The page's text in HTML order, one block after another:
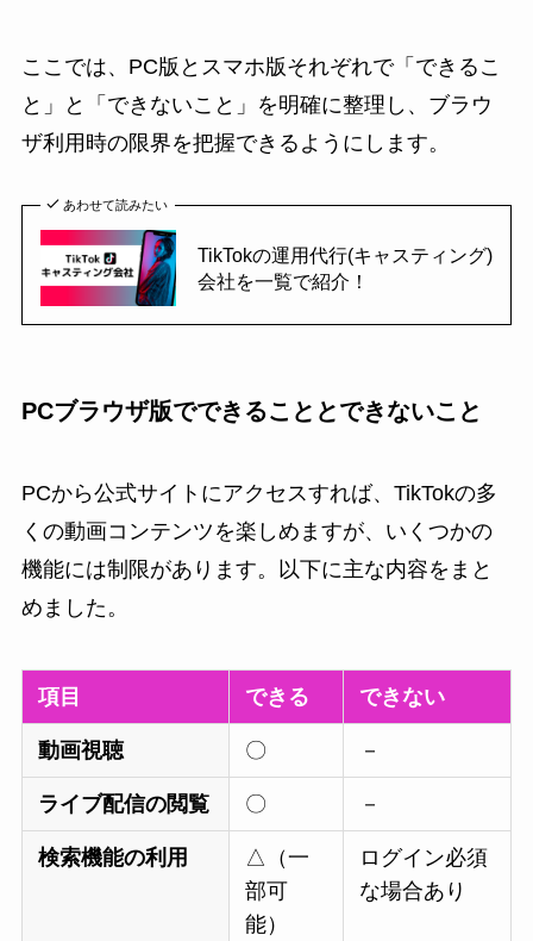
ここでは、PC版とスマホ版それぞれで「できるこ
と」と「できないこと」を明確に整理し、ブラウ
ザ利用時の限界を把握できるようにします。
あわせて読みたい
TikTokの運用代行(キャスティング)
会社を一覧で紹介！
PCブラウザ版でできることとできないこと
PCから公式サイトにアクセスすれば、TikTokの多
くの動画コンテンツを楽しめますが、いくつかの
機能には制限があります。以下に主な内容をまと
めました。
項目 できる できない
動画視聴 〇 －
ライブ配信の閲覧 〇 －
検索機能の利用
△（一
部可
能）
ログイン必須
な場合あり